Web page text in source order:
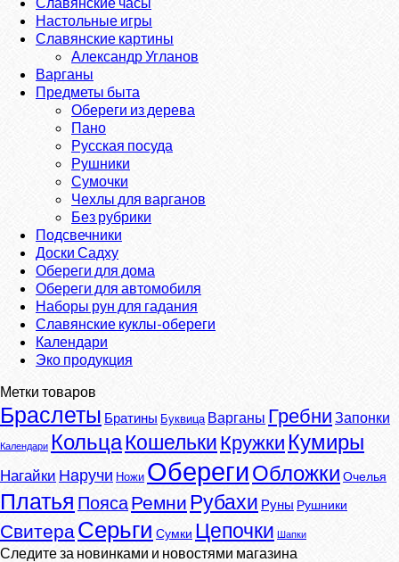
Настольные игры
Славянские картины
Александр Угланов
Варганы
Предметы быта
Обереги из дерева
Пано
Русская посуда
Рушники
Сумочки
Чехлы для варганов
Без рубрики
Подсвечники
Доски Садху
Обереги для дома
Обереги для автомобиля
Наборы рун для гадания
Славянские куклы-обереги
Календари
Эко продукция
Метки товаров
Браслеты Братины Буквица Варганы Гребни Запонки
Календари КольцаКошелькиКружки Кумиры
Нагайки Наручи Ножи ОберегиОбложки Очелья
Платья ПоясаРемни Рубахи Руны Рушники
СвитераСерьги Сумки Цепочки Шапки
Следите за новинками и новостями магазина